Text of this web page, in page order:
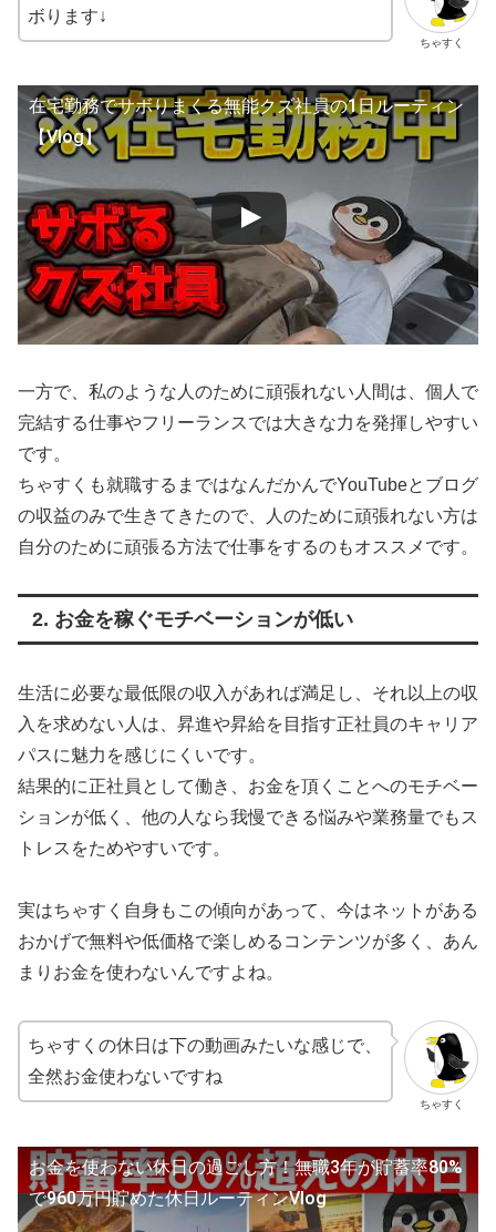
ちゃすく
ボります↓
在宅勤務でサボりまくる無能クズ社員の1日ルーティン
【Vlog】
一方で、​私のような人のために頑張れない人間は、個人で
完結する仕事やフリーランスでは大きな力を発揮しやすい
です。
ちゃすくも就職するまではなんだかんでYouTubeとブログ
の収益のみで生きてきたので、人のために頑張れない方は
自分のために頑張る方法で仕事をするのもオススメです。
2. お金を稼ぐモチベーションが低い
生活に必要な最低限の収入があれば満足し、それ以上の収
入を求めない人は、昇進や昇給を目指す正社員のキャリア
パスに魅力を感じにくいです。
結果的に正社員として働き、お金を頂くことへのモチベー
ションが低く、他の人なら我慢できる悩みや業務量でもス
トレスをためやすいです。
実はちゃすく自身もこの傾向があって、今はネットがある
おかげで無料や低価格で楽しめるコンテンツが多く、あん
まりお金を使わないんですよね。
ちゃすく
ちゃすくの休日は下の動画みたいな感じで、
全然お金使わないですね
お金を使わない休日の過ごし方！無職3年が貯蓄率80%
で960万円貯めた休日ルーティンVlog